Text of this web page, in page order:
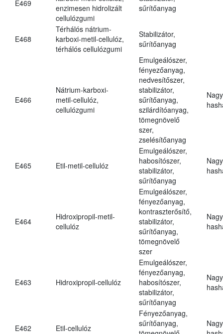
E469
enzimesen hidrolizált
cellulózgumi
sűrítőanyag
E468
Térhálós nátrium-
karboxi-metil-cellulóz,
térhálós cellulózgumi
Stabilizátor,
sűrítőanyag
E466
Nátrium-karboxi-
metil-cellulóz,
cellulózgumi
Emulgeálószer,
fényezőanyag,
nedvesítőszer,
stabilizátor,
sűrítőanyag,
szilárdítóanyag,
tömegnövelő
szer,
zselésítőanyag
E465 Etil-metil-cellulóz
Emulgeálószer,
habosítószer,
stabilizátor,
sűrítőanyag
E464
Hidroxipropil-metil-
cellulóz
Emulgeálószer,
fényezőanyag,
kontraszterősítő,
stabilizátor,
sűrítőanyag,
tömegnövelő
szer
E463 Hidroxipropil-cellulóz
Emulgeálószer,
fényezőanyag,
habosítószer,
stabilizátor,
sűrítőanyag
E462 Etil-cellulóz
Fényezőanyag,
sűrítőanyag,